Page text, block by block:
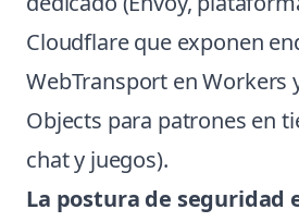
Cloudflare que exponen
WebTransport en Workers
Objects para patrones en
chat y juegos).
La postura de seguridad